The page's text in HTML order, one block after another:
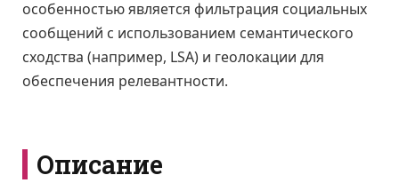
особенностью является фильтрация социальных
сообщений с использованием семантического
сходства (например, LSA) и геолокации для
обеспечения релевантности.
Описание